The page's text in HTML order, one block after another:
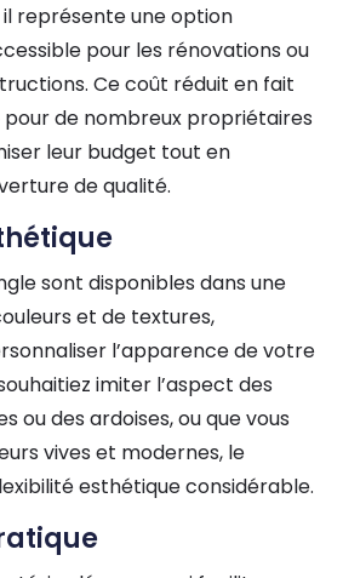
il représente une option
pour les rénovations ou
Ce coût réduit en fait
pour de nombreux propriétaires
leur budget tout en
de qualité.
sont disponibles dans une
et de textures,
l’apparence de votre
imiter l’aspect des
ou des ardoises, ou que vous
vives et modernes, le
esthétique considérable.